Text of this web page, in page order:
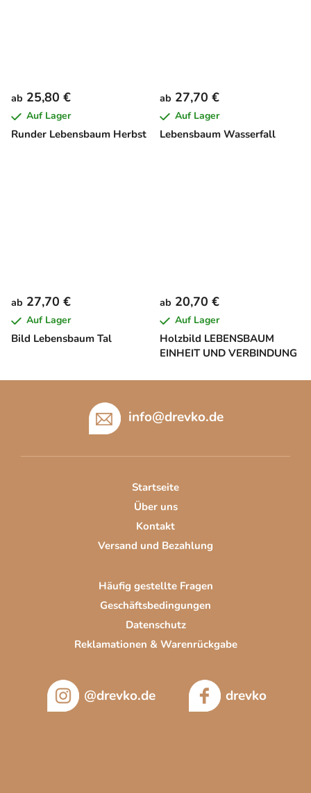
Runder Lebensbaum Herbst
ab 25,80 €
Auf Lager
Lebensbaum Wasserfall
ab 27,70 €
Auf Lager
Bild Lebensbaum Tal
ab 27,70 €
Auf Lager
Holzbild LEBENSBAUM
EINHEIT UND VERBINDUNG
ab 20,70 €
Auf Lager
info@drevko.de
Startseite
Über uns
Kontakt
Versand und Bezahlung
Häufig gestellte Fragen
Geschäftsbedingungen
Datenschutz
Reklamationen & Warenrückgabe
@drevko.de drevko